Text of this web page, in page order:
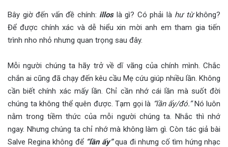
Bây giờ đến vấn đề chính: illoslà gì? Có phải là hư từkhông?
Để được chính xác và dễ hiểu xin mời anh em tham gia tiến
trình nho nhỏ nhưng quan trọng sau đây.
Mỗi người chúng ta hãy trở về dĩ vãng của chính mình. Chắc
chắn ai cũng đã chạy đến kêu cầu Mẹ cứu giúp nhiều lần. Không
cần biết chính xác mấy lần. Chỉ cần nhớ cái lần mà suốt đời
chúng ta không thể quên được. Tạm gọi là “lần ấy/đó.”Nó luôn
nằm trong tiềm thức của mỗi người chúng ta. Nhắc thì nhớ
ngay. Nhưng chúng ta chỉ nhớ mà không làm gì. Còn tác giả bài
Salve Regina không để “lần ấy”qua đi nhưng cố tìm hứng nhạc